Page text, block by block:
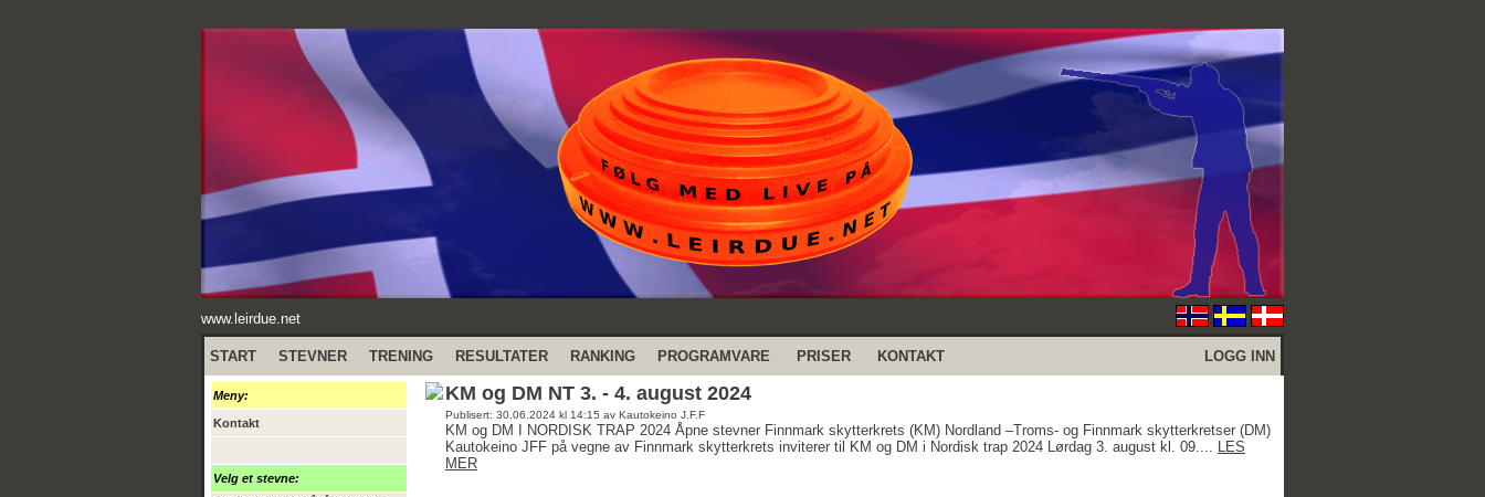
www.leirdue.net
START STEVNER TRENING RESULTATER RANKING PROGRAMVARE PRISER KONTAKT LOGG INN
Meny:
Kontakt
Velg et stevne:
KM og DM NT 3. - 4. august 2024
Publisert: 30.06.2024 kl 14:15 av Kautokeino J.F.F
KM og DM I NORDISK TRAP 2024 Åpne stevner Finnmark skytterkrets (KM) Nordland –Troms- og Finnmark skytterkretser (DM)
Kautokeino JFF på vegne av Finnmark skytterkrets inviterer til KM og DM i Nordisk trap 2024 Lørdag 3. august kl. 09.... LES
MER